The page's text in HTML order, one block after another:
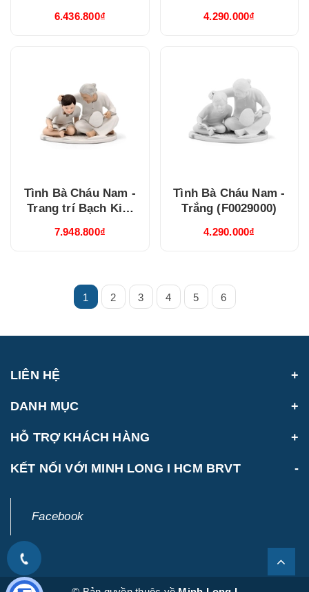
6.436.800₫ 4.290.000₫
Tình Bà Cháu Nam -
Trang trí Bạch Kim
7.948.800₫
Tình Bà Cháu Nam -
Trắng (F0029000)
4.290.000₫
1 2 3 4 5 6
LIÊN HỆ
DANH MỤC
HỖ TRỢ KHÁCH HÀNG
KẾT NỐI VỚI MINH LONG I HCM BRVT
Facebook